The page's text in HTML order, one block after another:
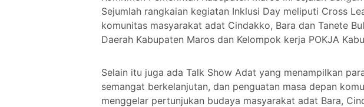
Sejumlah rangkaian kegiatan Inklusi Day meliputi Cross
komunitas masyarakat adat Cindakko, Bara dan Tanete
Daerah Kabupaten Maros dan Kelompok kerja POKJA
Selain itu juga ada Talk Show Adat yang menampilkan
semangat berkelanjutan, dan penguatan masa depan
menggelar pertunjukan budaya masyarakat adat Bara,